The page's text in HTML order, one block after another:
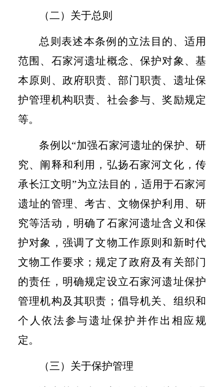
（二）关于总则
总则表述本条例的立法目的、适用
范围、石家河遗址概念、保护对象、基
本原则、政府职责、部门职责、遗址保
护管理机构职责、社会参与、奖励规定
等。
条例以“加强石家河遗址的保护、研
究、阐释和利用，弘扬石家河文化，传
承长江文明”为立法目的，适用于石家河
遗址的管理、考古、文物保护利用、研
究等活动，明确了石家河遗址含义和保
护对象，强调了文物工作原则和新时代
文物工作要求；规定了政府及有关部门
的责任，明确规定设立石家河遗址保护
管理机构及其职责；倡导机关、组织和
个人依法参与遗址保护并作出相应规
定。
（三）关于保护管理